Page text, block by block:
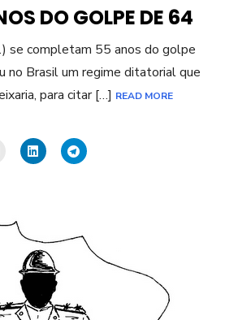
DO GOLPE DE 64
se completam 55 anos do golpe
no Brasil um regime ditatorial que
para citar […] READ MORE